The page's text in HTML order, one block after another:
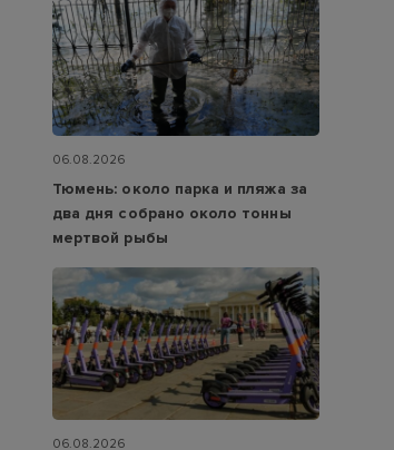
06.08.2026
Тюмень: около парка и пляжа за
два дня собрано около тонны
мертвой рыбы
06.08.2026